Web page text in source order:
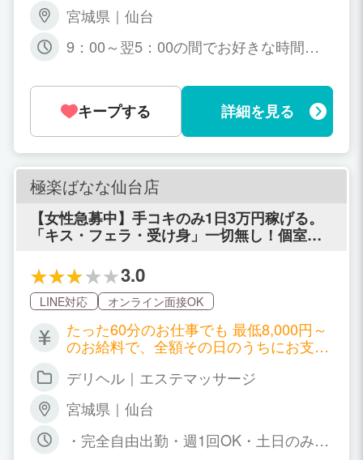
円 180分 22,000円～35,000円 本指名 2,0
00円 延長15分 2,000円 前立腺マッサー
ジ 1,000円 キス 2,000円 ソフトタッチ 2,
スキンフェラ 2,000円 オールヌード 5,00
0円
宮城県｜仙台
9：00～翌5：00の間でお好きな時間帯
キープする
詳細を見る
極楽ばなな仙台店
【女性急募中】手コキのみ1日3万円稼げる。
「キス・フェラ・受け身」一切無し！個室待
3.0
LINE対応 オンライン面接OK
たった60分のお仕事でも 最低8,000円～
のお給料で、全額その日のうちにお支払
ビスなので身体の負担もないので安心で
てお仕事スタートです。 100人接客まで
新人となります。 基本コース 60
分給与 75分給与 90分給与 新人スタ
デリヘル｜エステマッサージ
宮城県｜仙台
・完全自由出勤・週1回OK・土日のみO